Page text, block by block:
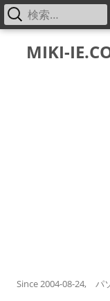
MIKI-
Since 2004-08-24, パ
メ
検